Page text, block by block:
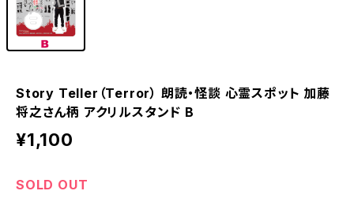
Story Teller（Terror） 朗読・怪談 心霊スポット 加藤
将之さん柄 アクリルスタンド B
¥1,100
SOLD OUT